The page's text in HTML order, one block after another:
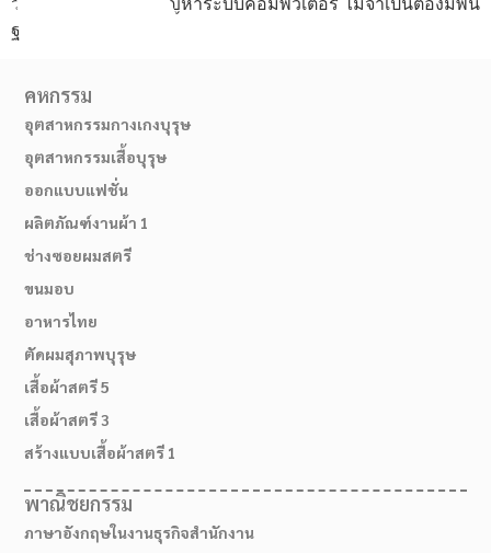
02-514-1840
ฐาน
คหกรรม
อุตสาหกรรมกางเกงบุรุษ
อุตสาหกรรมเสื้อบุรุษ
ออกแบบแฟชั่น
ผลิตภัณฑ์งานผ้า 1
ช่างซอยผมสตรี
ขนมอบ
อาหารไทย
ตัดผมสุภาพบุรุษ
เสื้อผ้าสตรี 5
เสื้อผ้าสตรี 3
สร้างแบบเสื้อผ้าสตรี 1
พาณิชยกรรม
ภาษาอังกฤษในงานธุรกิจสำนักงาน